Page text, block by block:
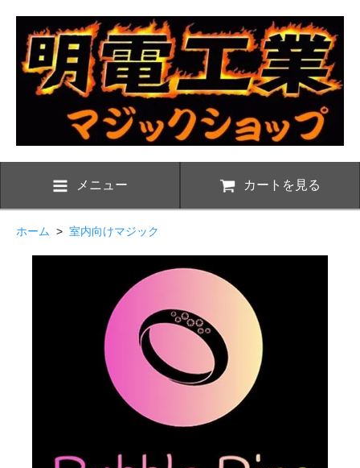
メニュー カートを見る
ホーム > 室内向けマジック